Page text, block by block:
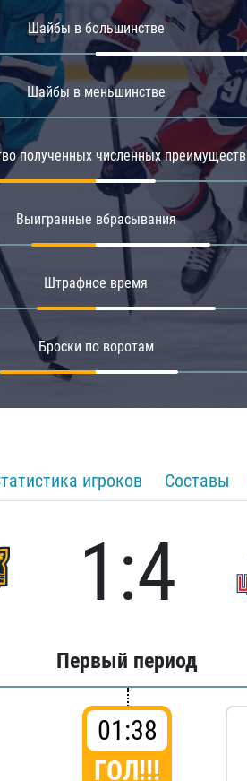
Юлаев
Шайбы в большинстве
Шайбы в меньшинстве
полученных численных преимуществ
Выигранные вбрасывания
Штрафное время
Броски по воротам
игроков Составы
1:4
Первый период
01:38
ГОЛ!!!